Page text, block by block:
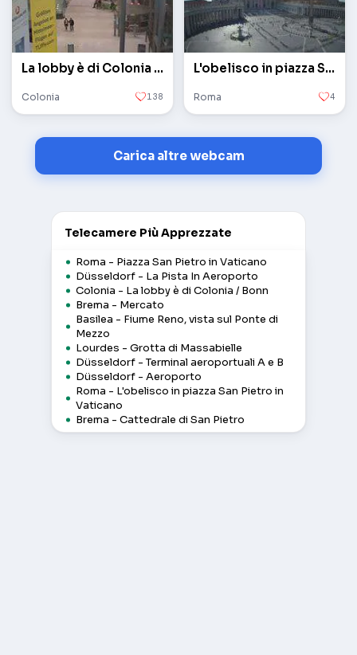
La lobby è di Colonia / Bonn
Colonia 138
L'obelisco in piazza San Pietro in Vaticano
Roma 4
Carica altre webcam
Telecamere Più Apprezzate
Roma - Piazza San Pietro in Vaticano
Düsseldorf - La Pista In Aeroporto
Colonia - La lobby è di Colonia / Bonn
Brema - Mercato
Basilea - Fiume Reno, vista sul Ponte di
Mezzo
Lourdes - Grotta di Massabielle
Düsseldorf - Terminal aeroportuali A e B
Düsseldorf - Aeroporto
Roma - L'obelisco in piazza San Pietro in
Vaticano
Brema - Cattedrale di San Pietro